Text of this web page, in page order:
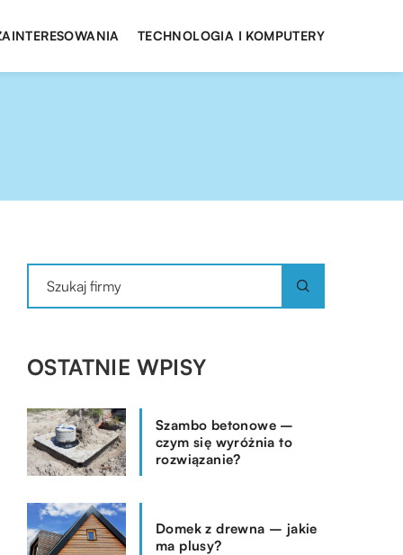
TECHNOLOGIA I KOMPUTERY
OSTATNIE WPISY
Szambo betonowe –
czym się wyróżnia to
rozwiązanie?
Domek z drewna – jakie
ma plusy?